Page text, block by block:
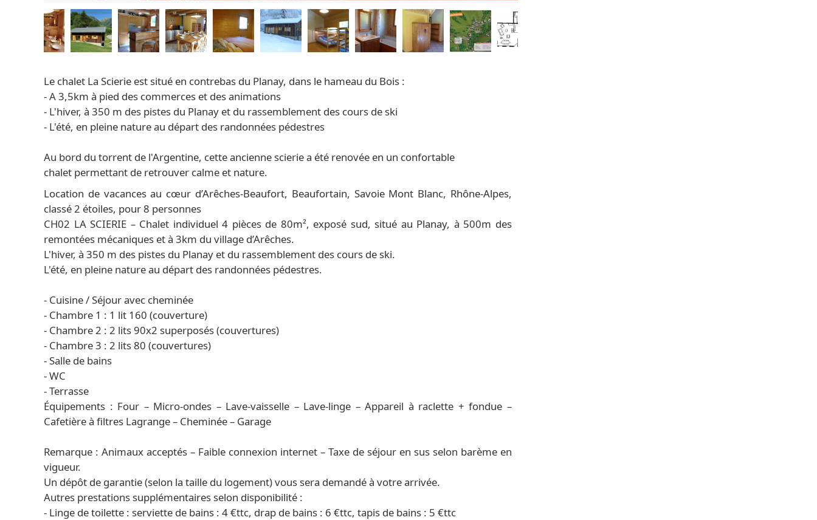
Le chalet La Scierie est situé en contrebas du Planay, dans le hameau du Bois :
- A 3,5km à pied des commerces et des animations
- L'hiver, à 350 m des pistes du Planay et du rassemblement des cours de ski
- L'été, en pleine nature au départ des randonnées pédestres
Au bord du torrent de l'Argentine, cette ancienne scierie a été renovée en un confortable
chalet permettant de retrouver calme et nature.
Location de vacances au cœur d’Arêches-Beaufort, Beaufortain, Savoie Mont Blanc, Rhône-Alpes,
classé 2 étoiles, pour 8 personnes
CH02 LA SCIERIE – Chalet individuel 4 pièces de 80m², exposé sud, situé au Planay, à 500m des
remontées mécaniques et à 3km du village d’Arêches.
L'hiver, à 350 m des pistes du Planay et du rassemblement des cours de ski.
L'été, en pleine nature au départ des randonnées pédestres.
- Cuisine / Séjour avec cheminée
- Chambre 1 : 1 lit 160 (couverture)
- Chambre 2 : 2 lits 90x2 superposés (couvertures)
- Chambre 3 : 2 lits 80 (couvertures)
- Salle de bains
- WC
- Terrasse
Équipements : Four – Micro-ondes – Lave-vaisselle – Lave-linge – Appareil à raclette + fondue –
Cafetière à filtres Lagrange – Cheminée – Garage
Remarque : Animaux acceptés – Faible connexion internet – Taxe de séjour en sus selon barème en
vigueur.
Un dépôt de garantie (selon la taille du logement) vous sera demandé à votre arrivée.
Autres prestations supplémentaires selon disponibilité :
- Linge de toilette : serviette de bains : 4 €ttc, drap de bains : 6 €ttc, tapis de bains : 5 €ttc